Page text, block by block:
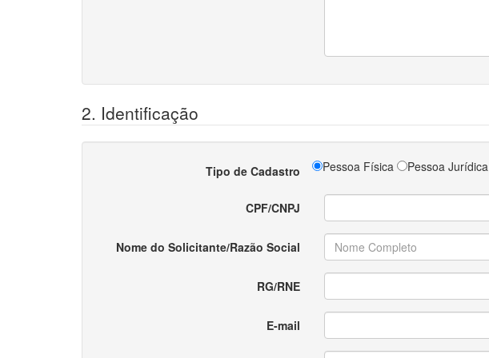
2. Identificação
Tipo de Cadastro Pessoa Física Pessoa Jurídica
CPF/CNPJ
Nome do Solicitante/Razão Social
RG/RNE
E-mail